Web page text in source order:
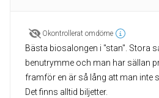
Okontrollerat omdöme
Bästa biosalongen i "stan". Stora
benutrymme och man har sällan
framför en är så lång att man inte
Det finns alltid biljetter.